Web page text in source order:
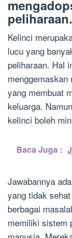
peliharaan.
Kelinci
lucu yang
peliharaan. Hal
yang membuat
keluarga.
kelinci boleh
Baca Juga :
Jawabannya
yang tidak
berbagai
memiliki sistem